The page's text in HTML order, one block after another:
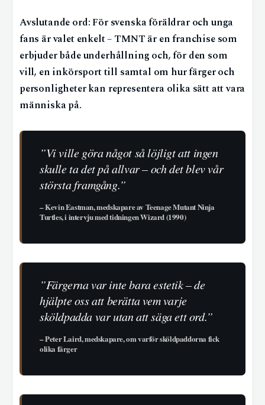
Avslutande ord: För svenska föräldrar och unga
fans är valet enkelt – TMNT är en franchise som
erbjuder både underhållning och, för den som
vill, en inkörsport till samtal om hur färger och
personligheter kan representera olika sätt att vara
människa på.
”Vi ville göra något så löjligt att ingen
skulle ta det på allvar – och det blev vår
största framgång.”
– Kevin Eastman, medskapare av Teenage Mutant Ninja
Turtles, i intervju med tidningen Wizard (1990)
”Färgerna var inte bara estetik – de
hjälpte oss att berätta vem varje
sköldpadda var utan att säga ett ord.”
– Peter Laird, medskapare, om varför sköldpaddorna fick
olika färger